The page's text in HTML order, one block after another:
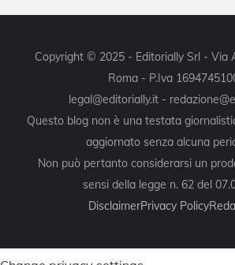
Copyright © 2025 - Editorially Srl - Via
Roma - P.Iva
legal@editorially.it -
Questo blog non è una testata
aggiornato senza alcuna
Non può pertanto considerarsi un
sensi della legge n. 62 del
DisclaimerPrivacy Policy